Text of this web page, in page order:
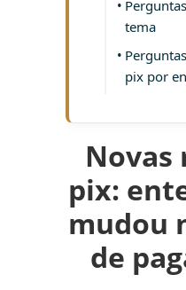
tema
pix por
Novas
pix:
mudou
de